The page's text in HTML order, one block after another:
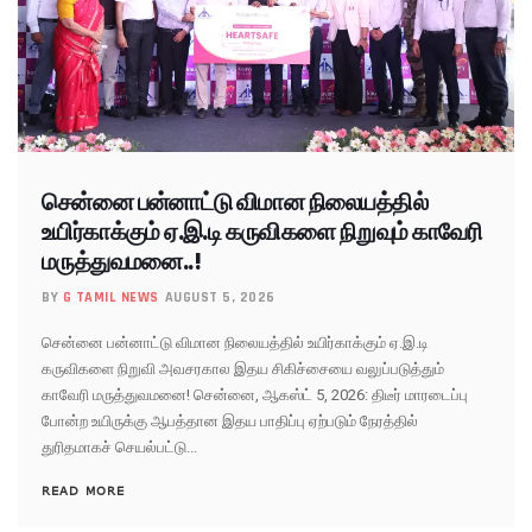
சென்னை பன்னாட்டு விமான நிலையத்தில்
உயிர்காக்கும் ஏ.இ.டி கருவிகளை நிறுவும் காவேரி
மருத்துவமனை..!
BY G TAMIL NEWS AUGUST 5, 2026
சென்னை பன்னாட்டு விமான நிலையத்தில் உயிர்காக்கும் ஏ.இ.டி
கருவிகளை நிறுவி அவசரகால இதய சிகிச்சையை வலுப்படுத்தும்
காவேரி மருத்துவமனை! சென்னை, ஆகஸ்ட் 5, 2026: திடீர் மாரடைப்பு
போன்ற உயிருக்கு ஆபத்தான இதய பாதிப்பு ஏற்படும் நேரத்தில்
துரிதமாகச் செயல்பட்டு...
READ MORE